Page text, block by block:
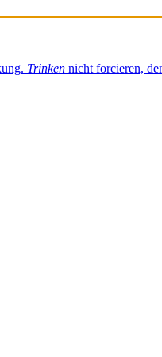
Trinken nicht forcieren,